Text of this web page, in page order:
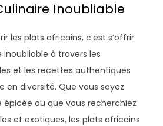
Inoubliable
les plats africains, c’est s’offrir
à travers les
et les recettes authentiques
en diversité. Que vous soyez
ou que vous recherchiez
et exotiques, les plats africains